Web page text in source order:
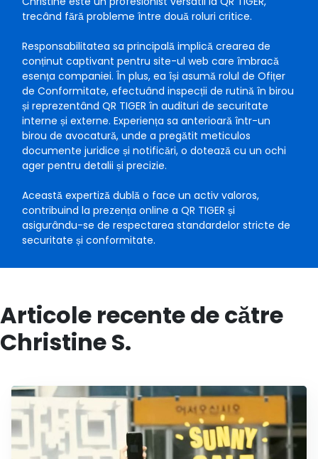
trecând fără probleme între două roluri critice.
Responsabilitatea sa principală implică crearea de
conținut captivant pentru site-ul web care îmbracă
esența companiei. În plus, ea își asumă rolul de Ofițer
de Conformitate, efectuând inspecții de rutină în birou
și reprezentând QR TIGER în audituri de securitate
interne și externe. Experiența sa anterioară într-un
birou de avocatură, unde a pregătit meticulos
documente juridice și notificări, o dotează cu un ochi
ager pentru detalii și precizie.
Această expertiză dublă o face un activ valoros,
contribuind la prezența online a QR TIGER și
asigurându-se de respectarea standardelor stricte de
securitate și conformitate.
Articole recente de către
Christine S.